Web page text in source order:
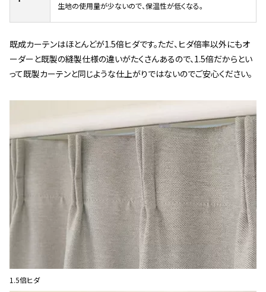
生地の使用量が少ないので、保温性が低くなる。
既成カーテンはほとんどが1.5倍ヒダです。ただ、ヒダ倍率以外にもオ
ーダーと既製の縫製仕様の違いがたくさんあるので、1.5倍だからとい
って既製カーテンと同じような仕上がりではないのでご安心ください。
1.5倍ヒダ